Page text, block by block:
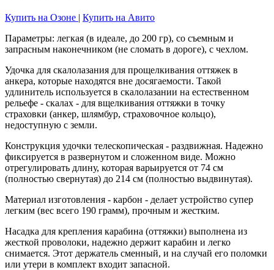
Купить на Озоне | Купить на Авито
Параметры: легкая (в идеале, до 200 гр), со съемным и
запрасным наконечником (не сломать в дороге), с чехлом.
Удочка для скалолазания для прощелкивания оттяжек в
анкера, которые находятся вне досягаемости. Такой
удлинитель используется в скалолазании на естественном
рельефе - скалах - для вщелкивания оттяжки в точку
страховки (анкер, шлямбур, страховочное кольцо),
недоступную с земли.
Конструкция удочки телескопическая - раздвижная. Надежно
фиксируется в развернутом и сложенном виде. Можно
отрегулировать длину, которая варьируется от 74 см
(полностью свернутая) до 214 см (полностью выдвинутая).
Материал изготовления - карбон - делает устройство супер
легким (вес всего 190 грамм), прочным и жестким.
Насадка для крепления карабина (оттяжки) выполнена из
жесткой проволоки, надежно держит карабин и легко
снимается. Этот держатель сменный, и на случай его поломки
или утери в комплект входит запасной.